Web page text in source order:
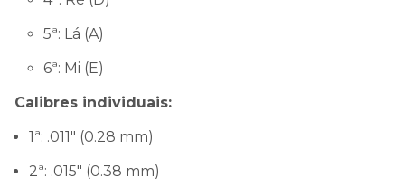
5ª: Lá (A)
6ª: Mi (E)
Calibres individuais:
1ª: .011" (0.28 mm)
2ª: .015" (0.38 mm)